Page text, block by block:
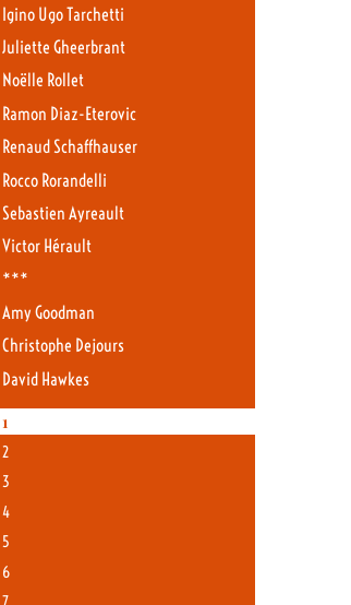
Igino Ugo Tarchetti
Juliette Gheerbrant
Noëlle Rollet
Ramon Diaz-Eterovic
Renaud Schaffhauser
Rocco Rorandelli
Sebastien Ayreault
Victor Hérault
***
Amy Goodman
Christophe Dejours
David Hawkes
1
2
3
4
5
6